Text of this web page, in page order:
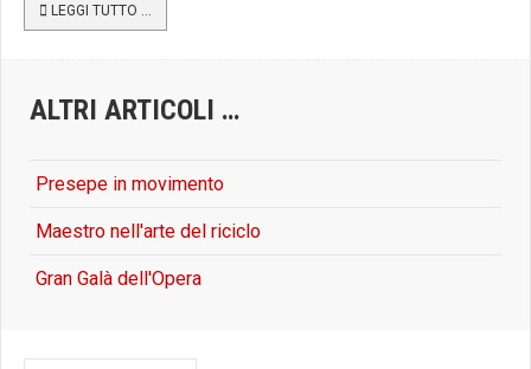
LEGGI TUTTO …
ALTRI ARTICOLI …
Presepe in movimento
Maestro nell'arte del riciclo
Gran Galà dell'Opera